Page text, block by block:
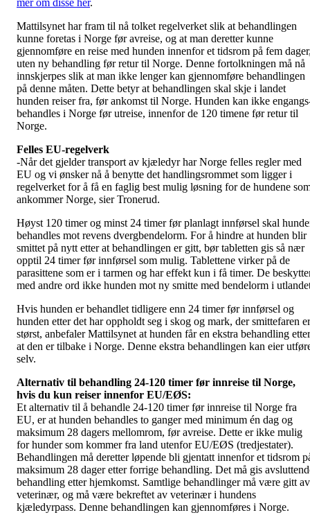
mer om disse her.
Mattilsynet har fram til nå tolket regelverket slik at behandlingen
kunne foretas i Norge før avreise, og at man deretter kunne
gjennomføre en reise med hunden innenfor et tidsrom på fem
uten ny behandling før retur til Norge. Denne fortolkningen må nå
innskjerpes slik at man ikke lenger kan gjennomføre behandlingen
på denne måten. Dette betyr at behandlingen skal skje i landet
hunden reiser fra, før ankomst til Norge. Hunden kan ikke
behandles i Norge før utreise, innenfor de 120 timene før retur til
Norge.
Felles EU-regelverk
-Når det gjelder transport av kjæledyr har Norge felles regler med
EU og vi ønsker nå å benytte det handlingsrommet som ligger i
regelverket for å få en faglig best mulig løsning for de hundene
ankommer Norge, sier Tronerud.
Høyst 120 timer og minst 24 timer før planlagt innførsel skal
behandles mot revens dvergbendelorm. For å hindre at hunden blir
smittet på nytt etter at behandlingen er gitt, bør tabletten gis så nær
opptil 24 timer før innførsel som mulig. Tablettene virker på de
parasittene som er i tarmen og har effekt kun i få timer. De
med andre ord ikke hunden mot ny smitte med bendelorm i
Hvis hunden er behandlet tidligere enn 24 timer før innførsel og
hunden etter det har oppholdt seg i skog og mark, der smittefaren er
størst, anbefaler Mattilsynet at hunden får en ekstra behandling etter
at den er tilbake i Norge. Denne ekstra behandlingen kan eier
selv.
Alternativ til behandling 24-120 timer før innreise til Norge,
hvis du kun reiser innenfor EU/EØS:
Et alternativ til å behandle 24-120 timer før innreise til Norge fra
EU, er at hunden behandles to ganger med minimum én dag og
maksimum 28 dagers mellomrom, før avreise. Dette er ikke mulig
for hunder som kommer fra land utenfor EU/EØS (tredjestater).
Behandlingen må deretter løpende bli gjentatt innenfor et tidsrom
maksimum 28 dager etter forrige behandling. Det må gis
behandling etter hjemkomst. Samtlige behandlinger må være gitt av
veterinær, og må være bekreftet av veterinær i hundens
kjæledyrpass. Denne behandlingen kan gjennomføres i Norge.